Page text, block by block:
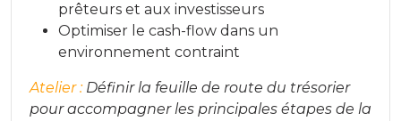
prêteurs et aux investisseurs
Optimiser le cash-flow dans un
environnement contraint
Atelier : Définir la feuille de route du trésorier
pour accompagner les principales étapes de la